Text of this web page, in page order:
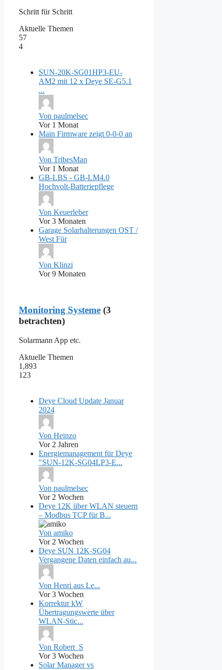
Schritt für Schritt
Aktuelle Themen
57
4
SUN-20K-SG01HP3-EU-
AM2 mit 12 x Deye SE-G5.1
...
Von paulmelsec
Vor 1 Monat
Main Firmware zeigt 0-0-0 an
Von TribesMan
Vor 1 Monat
GB-LBS - GB-LM4.0
Hochvolt-Batteriepflege
Von Keuerleber
Vor 3 Monaten
Garage Solarhalterungen OST /
West Für
Von Klinzi
Vor 9 Monaten
Monitoring Systeme (3
betrachten)
Solarmann App etc.
Aktuelle Themen
1,893
123
Deye Cloud Update Januar
2024
Von Heinzo
Vor 2 Jahren
Energiemanagement für Deye
"SUN-12K-SG04LP3-E...
Von paulmelsec
Vor 2 Wochen
Deye 12K über WLAN steuern
– Modbus TCP für B...
Von amiko
Vor 2 Wochen
Deye SUN 12K-SG04
Vergangene Daten einfach au...
Von Henri aus Le...
Vor 3 Wochen
Korrektur kW
Übertragungswerte über
WLAN-Stic...
Von Robert_S
Vor 3 Wochen
Solar Manager vs